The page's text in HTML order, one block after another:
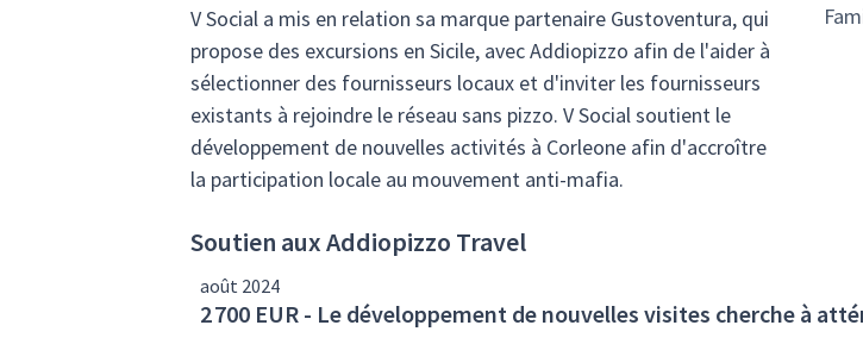
V Social a mis en relation sa marque partenaire Gustoventura, qui
propose des excursions en Sicile, avec Addiopizzo afin de l'aider à
sélectionner des fournisseurs locaux et d'inviter les fournisseurs
existants à rejoindre le réseau sans pizzo. V Social soutient le
développement de nouvelles activités à Corleone afin d'accroître
la participation locale au mouvement anti-mafia.
Soutien aux Addiopizzo Travel
août 2024
2 700 EUR - Le développement de nouvelles visites cherche à